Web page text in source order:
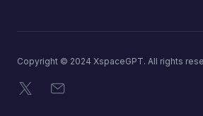
Copyright © 2024 XspaceGPT. All rights
X メール